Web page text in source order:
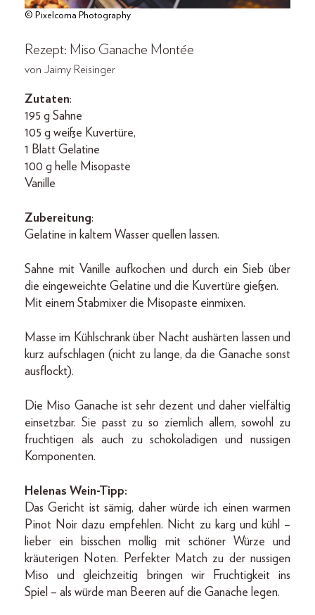
© Pixelcoma Photography
Rezept: Miso Ganache Montée
von Jaimy Reisinger
Zutaten:
195 g Sahne
105 g weiße Kuvertüre,
1 Blatt Gelatine
100 g helle Misopaste
Vanille
Zubereitung:
Gelatine in kaltem Wasser quellen lassen.
Sahne mit Vanille aufkochen und durch ein Sieb über
die eingeweichte Gelatine und die Kuvertüre gießen.
Mit einem Stabmixer die Misopaste einmixen.
Masse im Kühlschrank über Nacht aushärten lassen und
kurz aufschlagen (nicht zu lange, da die Ganache sonst
ausflockt).
Die Miso Ganache ist sehr dezent und daher vielfältig
einsetzbar. Sie passt zu so ziemlich allem, sowohl zu
fruchtigen als auch zu schokoladigen und nussigen
Komponenten.
Helenas Wein-Tipp:
Das Gericht ist sämig, daher würde ich einen warmen
Pinot Noir dazu empfehlen. Nicht zu karg und kühl –
lieber ein bisschen mollig mit schöner Würze und
kräuterigen Noten. Perfekter Match zu der nussigen
Miso und gleichzeitig bringen wir Fruchtigkeit ins
Spiel – als würde man Beeren auf die Ganache legen.